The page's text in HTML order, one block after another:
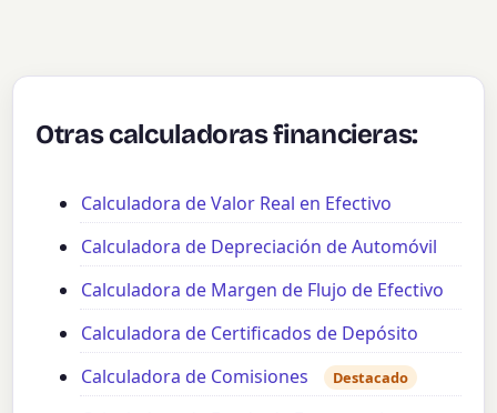
Otras calculadoras financieras:
Calculadora de Valor Real en Efectivo
Calculadora de Depreciación de Automóvil
Calculadora de Margen de Flujo de Efectivo
Calculadora de Certificados de Depósito
Calculadora de Comisiones
Destacado